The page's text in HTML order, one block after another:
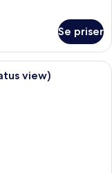
Se priser
med en seng, et
view)